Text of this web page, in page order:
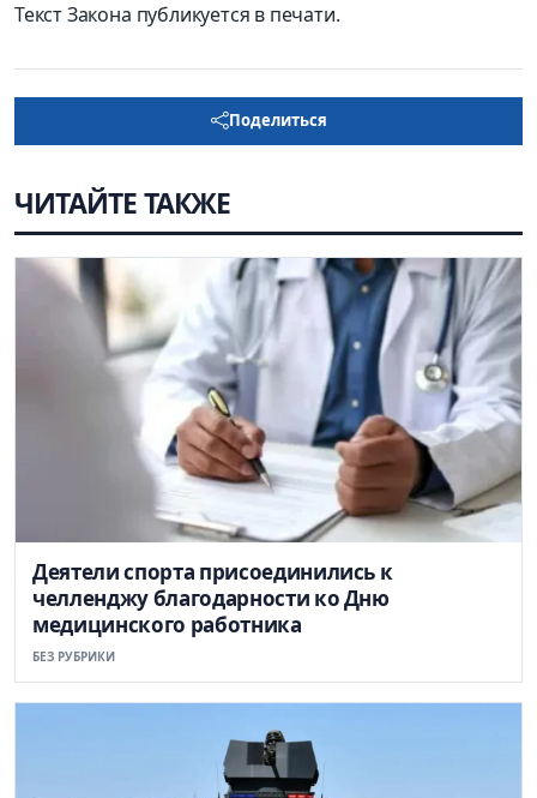
Текст Закона публикуется в печати.
Поделиться
ЧИТАЙТЕ ТАКЖЕ
Деятели спорта присоединились к
челленджу благодарности ко Дню
медицинского работника
БЕЗ РУБРИКИ